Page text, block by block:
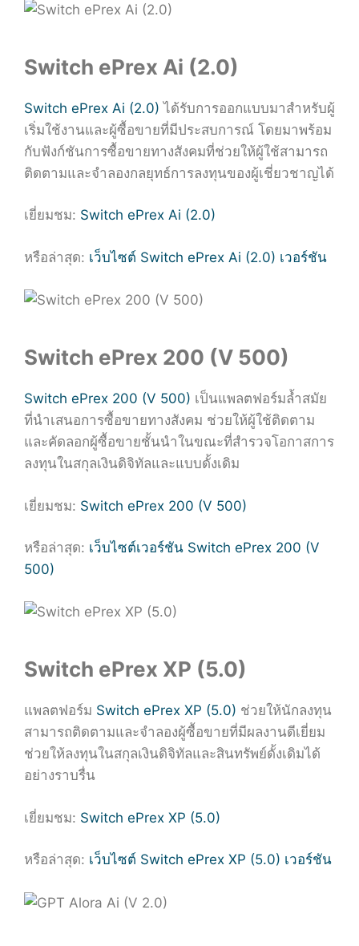
Switch ePrex Ai (2.0)
Switch ePrex Ai (2.0) ได้รับการออกแบบมาสำหรับผู้
เริ่มใช้งานและผู้ซื้อขายที่มีประสบการณ์ โดยมาพร้อม
กับฟังก์ชันการซื้อขายทางสังคมที่ช่วยให้ผู้ใช้สามารถ
ติดตามและจำลองกลยุทธ์การลงทุนของผู้เชี่ยวชาญได้
เยี่ยมชม: Switch ePrex Ai (2.0)
หรือล่าสุด: เว็บไซต์ Switch ePrex Ai (2.0) เวอร์ชัน
Switch ePrex 200 (V 500)
Switch ePrex 200 (V 500) เป็นแพลตฟอร์มล้ำสมัย
ที่นำเสนอการซื้อขายทางสังคม ช่วยให้ผู้ใช้ติดตาม
และคัดลอกผู้ซื้อขายชั้นนำในขณะที่สำรวจโอกาสการ
ลงทุนในสกุลเงินดิจิทัลและแบบดั้งเดิม
เยี่ยมชม: Switch ePrex 200 (V 500)
หรือล่าสุด: เว็บไซต์เวอร์ชัน Switch ePrex 200 (V
500)
Switch ePrex XP (5.0)
แพลตฟอร์ม Switch ePrex XP (5.0) ช่วยให้นักลงทุน
สามารถติดตามและจำลองผู้ซื้อขายที่มีผลงานดีเยี่ยม
ช่วยให้ลงทุนในสกุลเงินดิจิทัลและสินทรัพย์ดั้งเดิมได้
อย่างราบรื่น
เยี่ยมชม: Switch ePrex XP (5.0)
หรือล่าสุด: เว็บไซต์ Switch ePrex XP (5.0) เวอร์ชัน